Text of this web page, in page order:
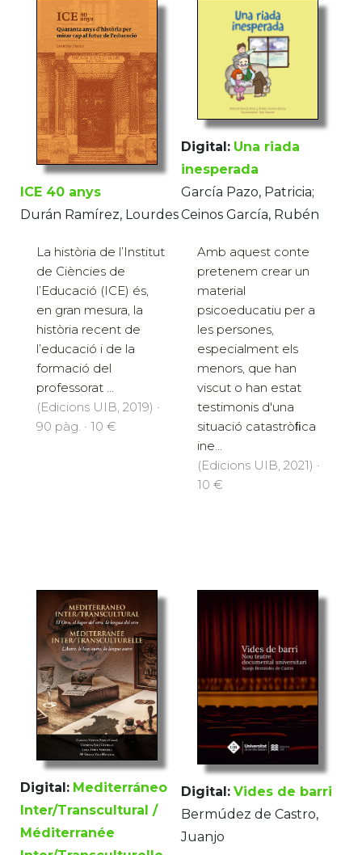
ICE 40 anys
Durán Ramírez, Lourdes
La història de l’Institut
de Ciències de
l’Educació (ICE) és,
en gran mesura, la
història recent de
l’educació i de la
formació del
professorat ...
(Edicions UIB, 2019) ·
90 pàg. · 10 €
Digital: Una riada
inesperada
García Pazo, Patricia;
Ceinos García, Rubén
Amb aquest conte
pretenem crear un
material
psicoeducatiu per a
les persones,
especialment els
menors, que han
viscut o han estat
testimonis d'una
situació catastròﬁca
ine...
(Edicions UIB, 2021) ·
10 €
Digital: Mediterráneo
Inter/Transcultural /
Méditerranée
Digital: Vides de barri
Bermúdez de Castro,
Juanjo